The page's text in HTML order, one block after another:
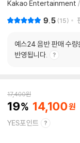
Kakao Entertainment /
9.5 15
예스24 음반 판매 수량
반영됩니다.
17,400원
19 14,100
YES포인트